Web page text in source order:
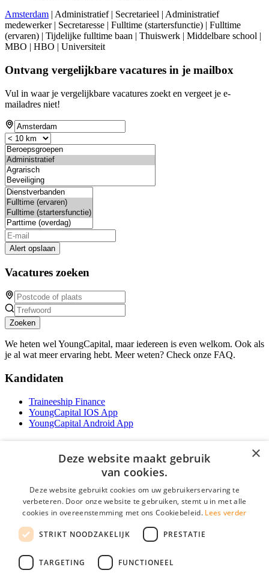
Amsterdam | Administratief | Secretarieel | Administratief
medewerker | Secretaresse | Fulltime (startersfunctie) | Fulltime
(ervaren) | Tijdelijke fulltime baan | Thuiswerk | Middelbare school |
MBO | HBO | Universiteit
Ontvang vergelijkbare vacatures in je mailbox
Vul in waar je vergelijkbare vacatures zoekt en vergeet je e-
mailadres niet!
Alert opslaan
Vacatures zoeken
Zoeken
We heten wel YoungCapital, maar iedereen is even welkom. Ook als
je al wat meer ervaring hebt. Meer weten? Check onze FAQ.
Kandidaten
Traineeship Finance
YoungCapital IOS App
YoungCapital Android App
Contractvormen
Brochure aanvragen
Vacature aanmelden
Partners
Contact
Social
×
Deze website maakt gebruik
van cookies.
Deze website gebruikt cookies om uw gebruikerservaring te
verbeteren. Door onze website te gebruiken, stemt u in met alle
cookies in overeenstemming met ons Cookiebeleid. Lees verder
STRIKT NOODZAKELIJK PRESTATIE
TARGETING FUNCTIONEEL